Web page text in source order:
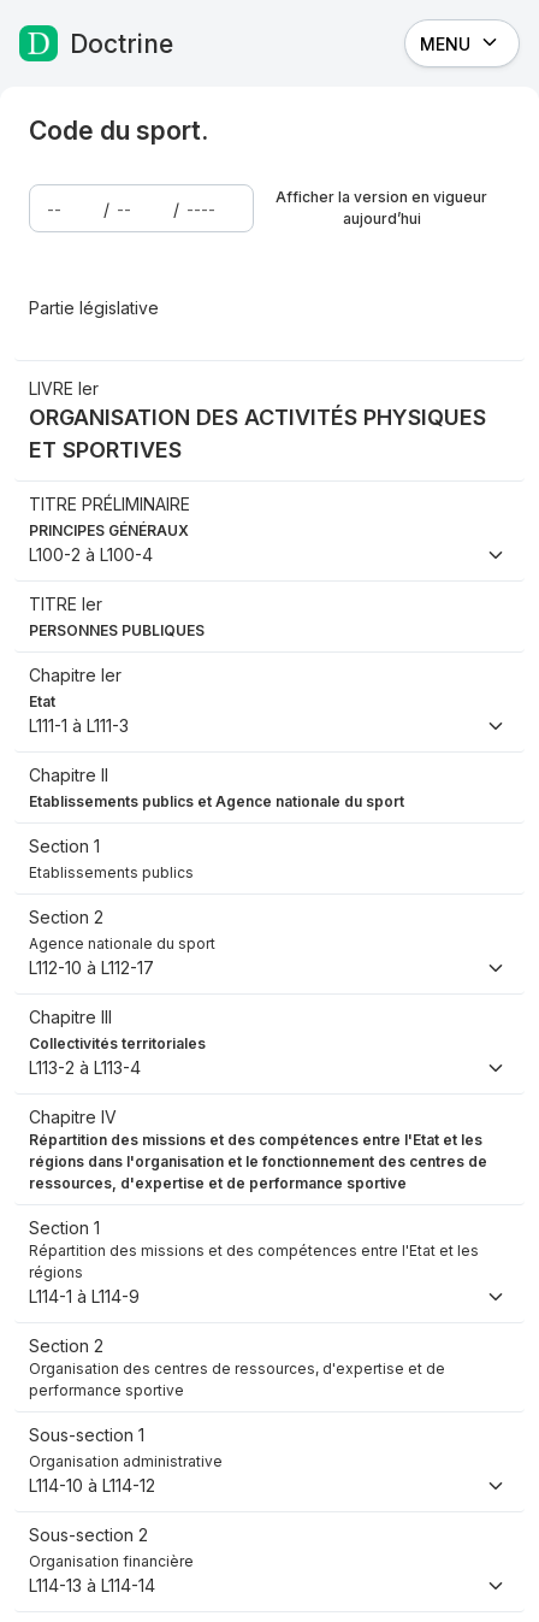
Passer au contenu
Doctrine MENU
Code du sport.
/ /
Afficher la version en vigueur
aujourd’hui
Partie législative
LIVRE Ier
ORGANISATION DES ACTIVITÉS PHYSIQUES
ET SPORTIVES
TITRE PRÉLIMINAIRE
PRINCIPES GÉNÉRAUX
L100-2 à L100-4
TITRE Ier
PERSONNES PUBLIQUES
Chapitre Ier
Etat
L111-1 à L111-3
Chapitre II
Etablissements publics et Agence nationale du sport
Section 1
Etablissements publics
Section 2
Agence nationale du sport
L112-10 à L112-17
Chapitre III
Collectivités territoriales
L113-2 à L113-4
Chapitre IV
Répartition des missions et des compétences entre l'Etat et les
régions dans l'organisation et le fonctionnement des centres de
ressources, d'expertise et de performance sportive
Section 1
Répartition des missions et des compétences entre l'Etat et les
régions
L114-1 à L114-9
Section 2
Organisation des centres de ressources, d'expertise et de
performance sportive
Sous-section 1
Organisation administrative
L114-10 à L114-12
Sous-section 2
Organisation financière
L114-13 à L114-14